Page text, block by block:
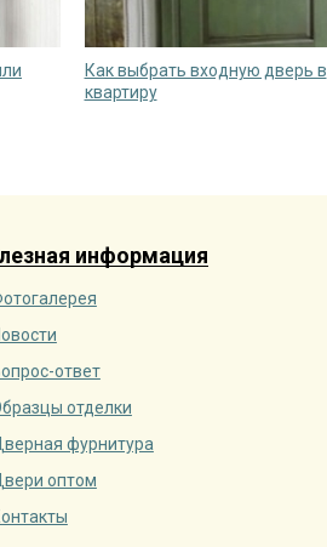
Как выбрать входную дверь в
квартиру
информация
ответ
отделки
фурнитура
оптом